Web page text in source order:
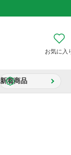
お気に入
新着商品